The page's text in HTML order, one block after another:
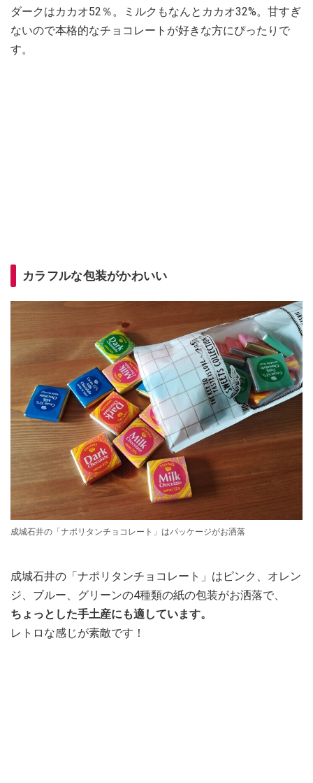
ダークはカカオ52％。ミルクもなんとカカオ32%。甘すぎ
ないので本格的なチョコレートが好きな方にぴったりで
す。
カラフルな包装がかわいい
成城石井の「ナポリタンチョコレート」はパッケージがお洒落
成城石井の「ナポリタンチョコレート」はピンク、オレン
ジ、ブルー、グリーンの4種類の紙の包装がお洒落で、
ちょっとした手土産にも適しています。
レトロな感じが素敵です！